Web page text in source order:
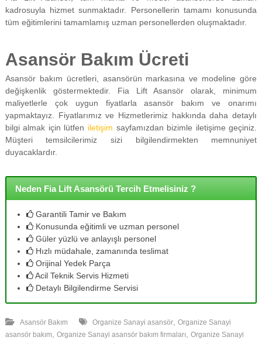
kadrosuyla hizmet sunmaktadır. Personellerin tamamı konusunda
tüm eğitimlerini tamamlamış uzman personellerden oluşmaktadır.
Asansör Bakım Ücreti
Asansör bakım ücretleri, asansörün markasına ve modeline göre
değişkenlik göstermektedir. Fia Lift Asansör olarak, minimum
maliyetlerle çok uygun fiyatlarla asansör bakım ve onarımı
yapmaktayız. Fiyatlarımız ve Hizmetlerimiz hakkında daha detaylı
bilgi almak için lütfen iletişim sayfamızdan bizimle iletişime geçiniz.
Müşteri temsilcilerimiz sizi bilgilendirmekten memnuniyet
duyacaklardır.
Neden Fia Lift Asansörü Tercih Etmelisiniz ?
Garantili Tamir ve Bakım
Konusunda eğitimli ve uzman personel
Güler yüzlü ve anlayışlı personel
Hızlı müdahale, zamanında teslimat
Orijinal Yedek Parça
Acil Teknik Servis Hizmeti
Detaylı Bilgilendirme Servisi
Asansör Bakım Organize Sanayi asansör, Organize Sanayi
asansör bakım
Organize Sanayi asansör bakım firmaları
Organize Sanayi